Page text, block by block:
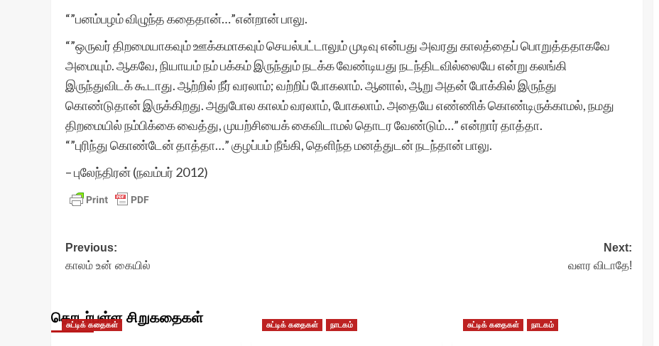
“”பனம்பழம் விழுந்த கதைதான்…”என்றான் பாலு.
“”ஒருவர் திறமையாகவும் ஊக்கமாகவும் செயல்பட்டாலும் முடிவு என்பது அவரது காலத்தைப் பொறுத்ததாகவே
அமையும். ஆகவே, நியாயம் நம் பக்கம் இருந்தும் நடக்க வேண்டியது நடந்திடவில்லையே என்று கலங்கி
இருந்துவிடக் கூடாது. ஆற்றில் நீர் வரலாம்; வற்றிப் போகலாம். ஆனால், ஆறு அதன் போக்கில் இருந்து
கொண்டுதான் இருக்கிறது. அதுபோல காலம் வரலாம், போகலாம். அதையே எண்ணிக் கொண்டிருக்காமல், நமது
திறமையில் நம்பிக்கை வைத்து, முயற்சியைக் கைவிடாமல் தொடர வேண்டும்…” என்றார் தாத்தா.
“”புரிந்து கொண்டேன் தாத்தா…” குழப்பம் நீங்கி, தெளிந்த மனத்துடன் நடந்தான் பாலு.
– புலேந்திரன் (நவம்பர் 2012)
Post
navigation
Previous:
காலம் உன் கையில்
Next:
வளர விடாதே!
தொடர்புள்ள சிறுகதைகள்
சுட்டிக் கதைகள் சுட்டிக் கதைகள் நாடகம் சுட்டிக் கதைகள் நாடகம்